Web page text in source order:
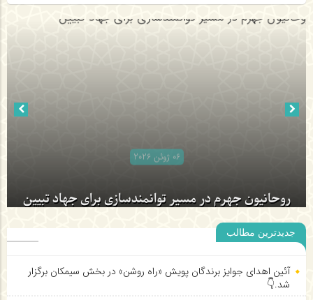
06 ژوئن 2026
روحانیون جهرم در مسیر توانمندسازی برای جهاد تبیین
جدیدترین مطالب
آئین اهدای جوایز برندگان پویش «راه روشن» در بخش سیمکان برگزار
شد.👇